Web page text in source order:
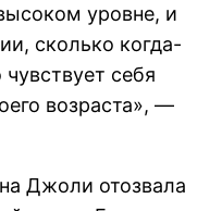
уровне, и
сколько когда-
себя
возраста», —
Джоли отозвала